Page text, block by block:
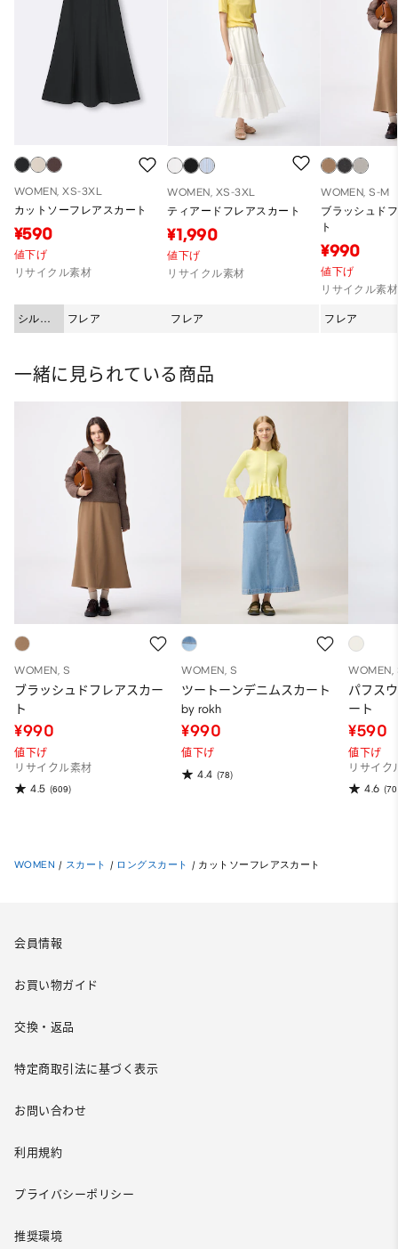
WOMEN, XS-3XL
カットソーフレアスカート
¥590
値下げ
リサイクル素材
シルエ
ット
フレア
WOMEN, XS-3XL
ティアードフレアスカート
¥1,990
値下げ
リサイクル素材
フレア
WOMEN, S-M
ブラッシュド
ト
¥990
値下げ
リサイクル素材
フレア
一緒に見られている商品
WOMEN, S
ブラッシュドフレアスカー
ト
¥990
値下げ
リサイクル素材
4.5 (609)
WOMEN, S
ツートーンデニムスカート
by rokh
¥990
値下げ
4.4 (78)
WOMEN,
パフス
ート
¥590
値下げ
リサイク
4.6
WOMEN / スカート / ロングスカート / カットソーフレアスカート
会員情報
お買い物ガイド
交換・返品
特定商取引法に基づく表示
お問い合わせ
利用規約
プライバシーポリシー
推奨環境